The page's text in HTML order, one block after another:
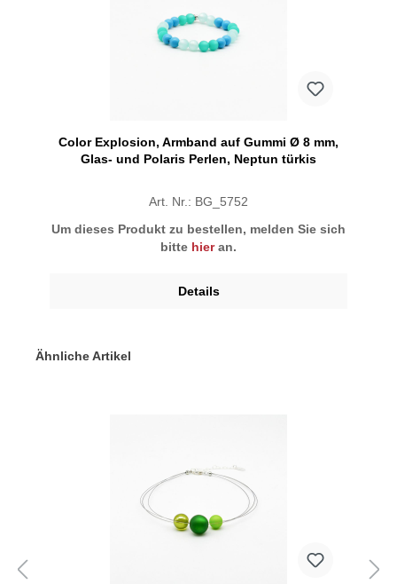
Color Explosion, Armband auf Gummi Ø 8 mm,
Glas- und Polaris Perlen, Neptun türkis
Art. Nr.: BG_5752
Um dieses Produkt zu bestellen, melden Sie sich
bitte hieran.
Details
Ähnliche Artikel